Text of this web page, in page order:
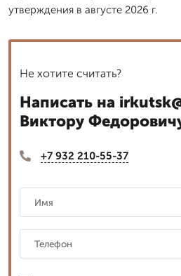
утверждения в августе 2026 г.
Не хотите считать?
Написать на
Виктору
+7 932 210-55-37